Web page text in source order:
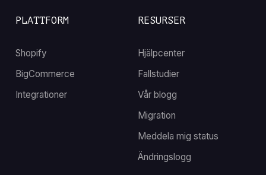
RESURSER
Hjälpcenter
Fallstudier
Vår blogg
Migration
Meddela mig status
Ändringslogg
PLATTFORM
Shopify
BigCommerce
Integrationer